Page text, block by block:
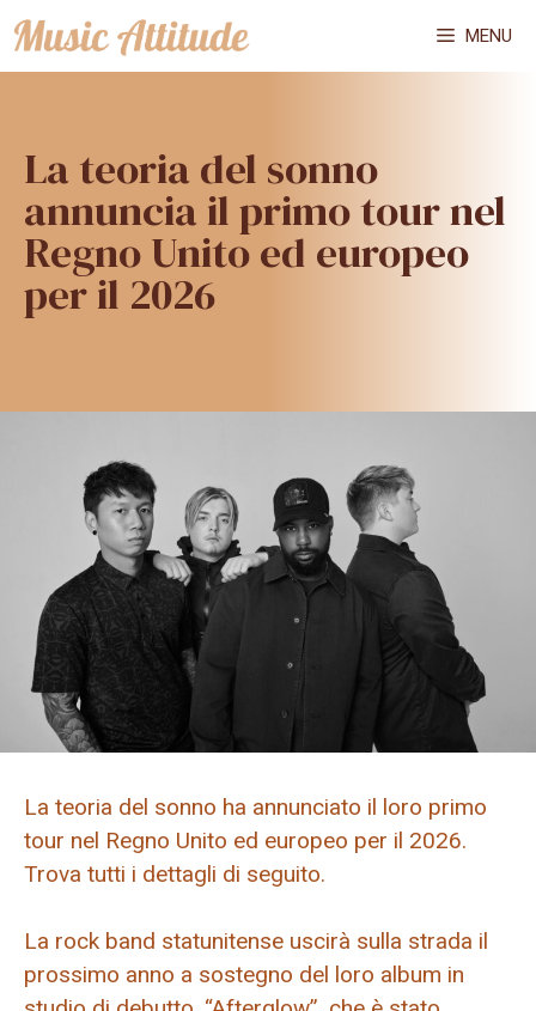
Vai
al
MENU
La teoria del sonno
annuncia il primo tour nel
Regno Unito ed europeo
per il 2026
La teoria del sonno ha annunciato il loro primo
tour nel Regno Unito ed europeo per il 2026.
Trova tutti i dettagli di seguito.
La rock band statunitense uscirà sulla strada il
prossimo anno a sostegno del loro album in